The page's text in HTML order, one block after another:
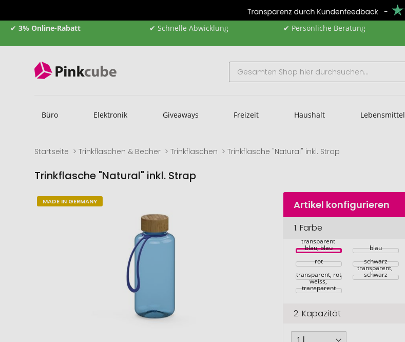
✔ 3% Online-Rabatt ✔ Schnelle Abwicklung ✔ Persönliche Beratung
Büro Elektronik Giveaways Freizeit Haushalt Lebensmittel
Startseite Trinkflaschen & Becher Trinkflaschen Trinkflasche "Natural" inkl. Strap
Trinkflasche "Natural" inkl. Strap
Zum
Ende
Zum
Anfang
MADE IN GERMANY Artikel konfigurieren
1.Farbe
transparent
blau, blau blau
rot
schwarz
transparent, rot
transparent,
schwarz
weiss,
transparent
2.Kapazität